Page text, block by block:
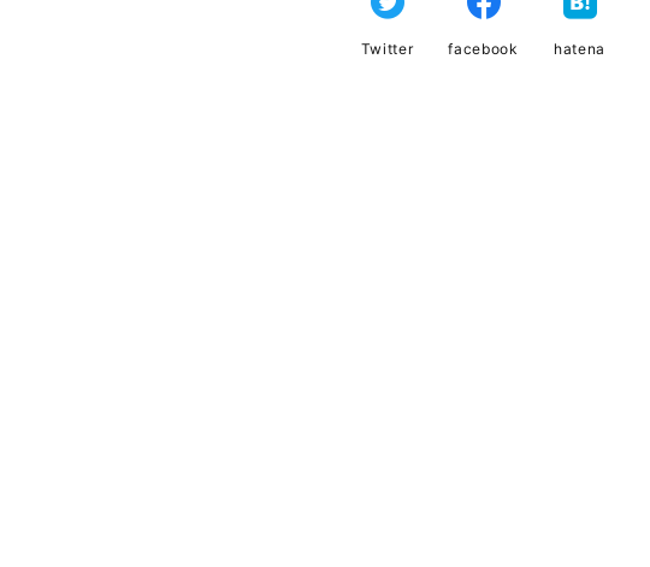
Twitter facebook hatena